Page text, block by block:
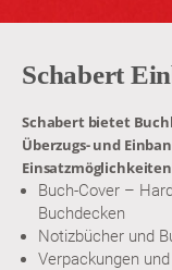
Schabert
Schabert bietet
Überzugs- und
Buch-Cover –
Buchdecken
Notizbücher und
Verpackungen